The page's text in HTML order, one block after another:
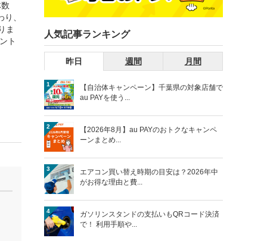
、
ま
ト
人気記事ランキング
昨日 週間 月間
1
【自治体キャンペーン】千葉県の対象店舗で
au PAYを使う...
2
【2026年8月】au PAYのおトクなキャンペ
ーンまとめ...
3
エアコン買い替え時期の目安は？2026年中
がお得な理由と費...
4
ガソリンスタンドの支払いもQRコード決済
で！ 利用手順や...